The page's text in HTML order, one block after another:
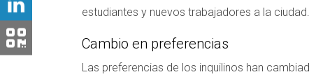
estudiantes y nuevos trabajadores a la
Cambio en preferencias
Las preferencias de los inquilinos han